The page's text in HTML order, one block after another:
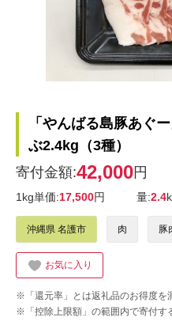
「やんばる島豚あぐ
ぶ2.4kg（3種）
寄付金額:42,000円
1kg単価:17,500円 量:2.4
沖縄県 名護市 肉 豚
お気に入り
※「還元率」とは返礼品のお得度を
※「控除上限額」の範囲内で寄付す